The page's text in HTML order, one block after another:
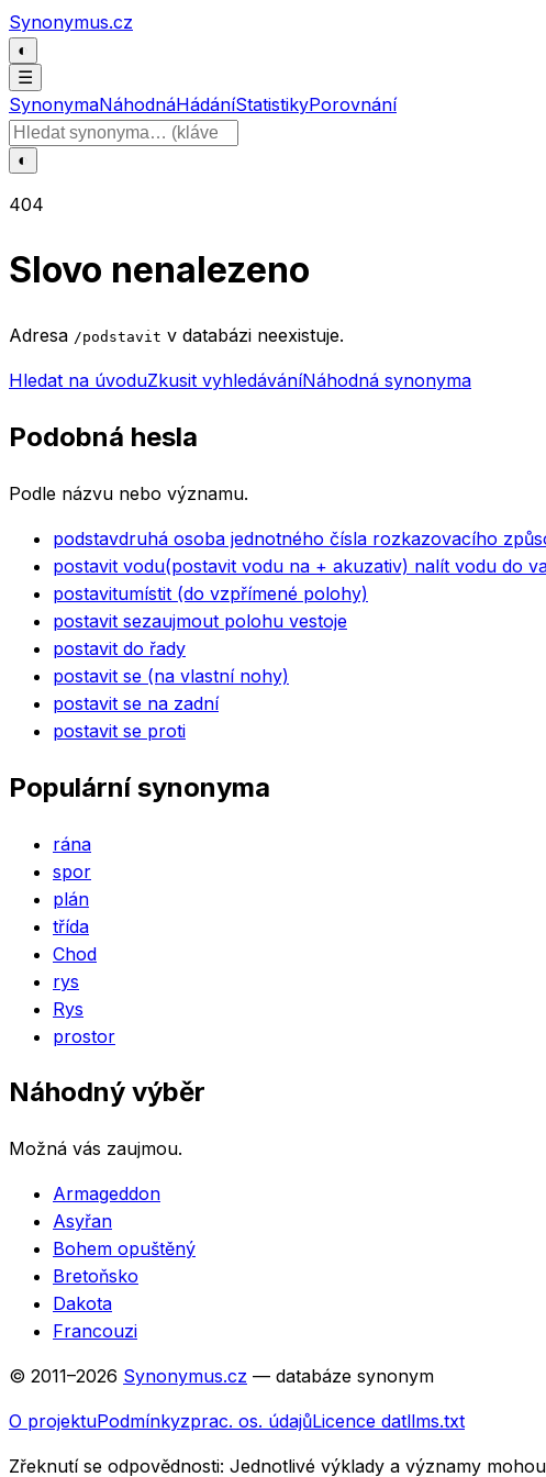
Přeskočit na obsah
Synonymus.cz
◐
☰
SynonymaNáhodnáHádáníStatistikyPorovnání
Hledat slovo
◐
404
Slovo nenalezeno
Adresa /podstavit v databázi neexistuje.
Hledat na úvoduZkusit vyhledáváníNáhodná synonyma
Podobná hesla
Podle názvu nebo významu.
podstavdruhá osoba jednotného čísla rozkazovacího
postavit vodu(postavit vodu na + akuzativ) nalít vodu do
postavitumístit (do vzpřímené polohy)
postavit sezaujmout polohu vestoje
postavit do řady
postavit se (na vlastní nohy)
postavit se na zadní
postavit se proti
Populární synonyma
rána
spor
plán
třída
Chod
rys
Rys
prostor
Náhodný výběr
Možná vás zaujmou.
Armageddon
Asyřan
Bohem opuštěný
Bretoňsko
Dakota
Francouzi
© 2011–2026 Synonymus.cz — databáze synonym
O projektuPodmínkyzprac. os. údajůLicence datllms.txt
Zřeknutí se odpovědnosti: Jednotlivé výklady a významy